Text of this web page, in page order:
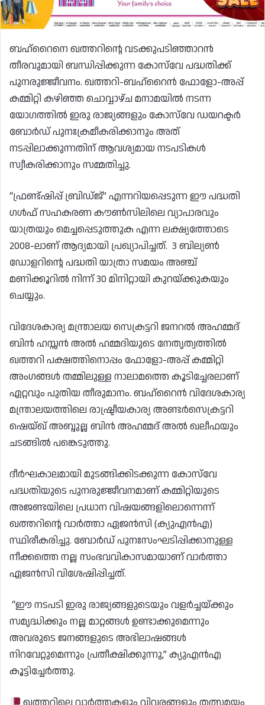
ബഹ്‌റൈനെ ഖത്തറിൻ്റെ വടക്കുപടിഞ്ഞാറൻ
തീരവുമായി ബന്ധിപ്പിക്കുന്ന കോസ്‌വേ പദ്ധതിക്ക്
പുനരുജ്ജീവനം. ഖത്തറി-ബഹ്‌റൈൻ ഫോളോ-അപ്പ്
കമ്മിറ്റി കഴിഞ്ഞ ചൊവ്വാഴ്ച മനാമയിൽ നടന്ന
യോഗത്തിൽ ഇരു രാജ്യങ്ങളും കോസ്‌വേ ഡയറക്ടർ
ബോർഡ് പുനഃക്രമീകരിക്കാനും അത്
നടപ്പിലാക്കുന്നതിന് ആവശ്യമായ നടപടികൾ
സ്വീകരിക്കാനും സമ്മതിച്ചു.
“ഫ്രണ്ട്ഷിപ്പ് ബ്രിഡ്ജ്” എന്നറിയപ്പെടുന്ന ഈ പദ്ധതി
ഗൾഫ് സഹകരണ കൗൺസിലിലെ വ്യാപാരവും
യാത്രയും മെച്ചപ്പെടുത്തുക എന്ന ലക്ഷ്യത്തോടെ
2008-ലാണ് ആദ്യമായി പ്രഖ്യാപിച്ചത്. 3 ബില്യൺ
ഡോളറിൻ്റെ പദ്ധതി യാത്രാ സമയം അഞ്ച്
മണിക്കൂറിൽ നിന്ന് 30 മിനിറ്റായി കുറയ്ക്കുകയും
ചെയ്യും.
വിദേശകാര്യ മന്ത്രാലയ സെക്രട്ടറി ജനറൽ അഹമ്മദ്
ബിൻ ഹസ്സൻ അൽ ഹമ്മദിയുടെ നേതൃത്വത്തിൽ
ഖത്തറി പക്ഷത്തിനൊപ്പം ഫോളോ-അപ്പ് കമ്മിറ്റി
അംഗങ്ങൾ തമ്മിലുള്ള നാലാമത്തെ കൂടിച്ചേരലാണ്
ഏറ്റവും പുതിയ തീരുമാനം. ബഹ്‌റൈൻ വിദേശകാര്യ
മന്ത്രാലയത്തിലെ രാഷ്ട്രീയകാര്യ അണ്ടർസെക്രട്ടറി
ഷെയ്ഖ് അബ്ദുല്ല ബിൻ അഹമ്മദ് അൽ ഖലീഫയും
ചടങ്ങിൽ പങ്കെടുത്തു.
ദീർഘകാലമായി മുടങ്ങിക്കിടക്കുന്ന കോസ്‌വേ
പദ്ധതിയുടെ പുനരുജ്ജീവനമാണ് കമ്മിറ്റിയുടെ
അജണ്ടയിലെ പ്രധാന വിഷയങ്ങളിലൊന്നെന്ന്
ഖത്തറിൻ്റെ വാർത്താ ഏജൻസി (ക്യുഎൻഎ)
സ്ഥിരീകരിച്ചു. ബോർഡ് പുനഃസംഘടിപ്പിക്കാനുള്ള
നീക്കത്തെ നല്ല സംഭവവികാസമായാണ് വാർത്താ
ഏജൻസി വിശേഷിപ്പിച്ചത്.
“ഈ നടപടി ഇരു രാജ്യങ്ങളുടെയും വളർച്ചയ്ക്കും
സമൃദ്ധിക്കും നല്ല മാറ്റങ്ങൾ ഉണ്ടാക്കുമെന്നും
അവരുടെ ജനങ്ങളുടെ അഭിലാഷങ്ങൾ
നിറവേറ്റുമെന്നും പ്രതീക്ഷിക്കുന്നു,” ക്യുഎൻഎ
കൂട്ടിച്ചേർത്തു.